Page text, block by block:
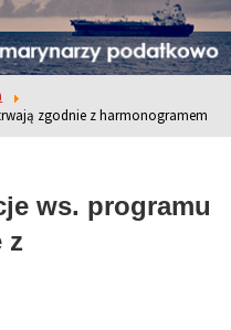
zgodnie z harmonogramem
ws. programu
z